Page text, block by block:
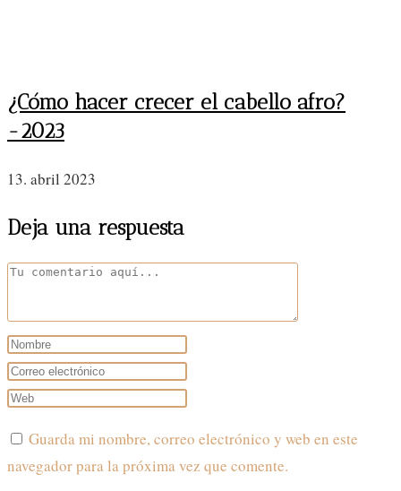
¿Cómo hacer crecer el cabello afro?
-2023
13. abril 2023
Deja una respuesta
Comentario
Introduce
tu
nombre
nombre
de
Introduce
tu
de
correo
Introduce
URL
de
Guarda mi nombre, correo electrónico y web en este
navegador para la próxima vez que comente.